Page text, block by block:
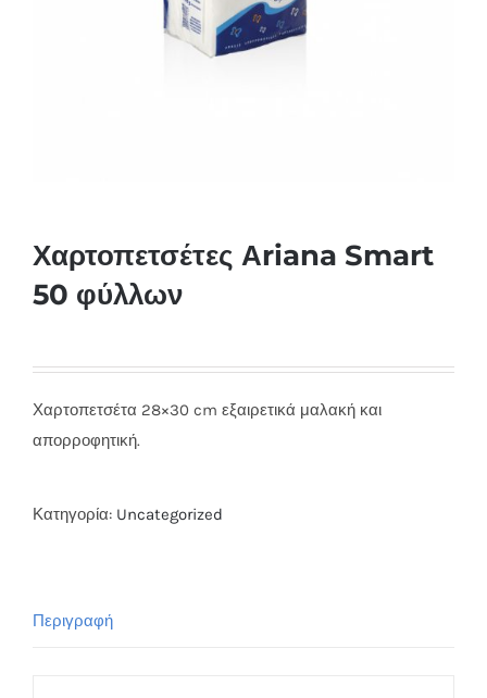
Χαρτοπετσέτες Αriana Smart
50 φύλλων
Χαρτοπετσέτα 28×30 cm εξαιρετικά μαλακή και
απορροφητική.
Κατηγορία: Uncategorized
Περιγραφή